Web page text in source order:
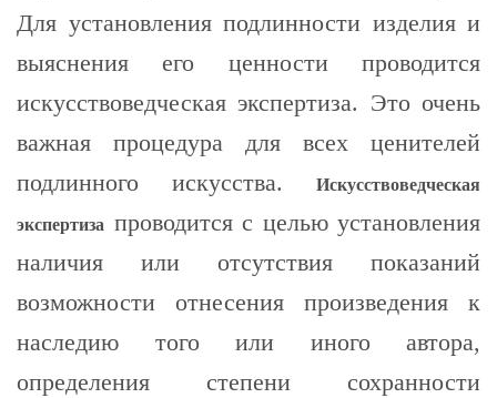
Для установления подлинности изделия и
выяснения его ценности проводится
искусствоведческая экспертиза. Это очень
важная процедура для всех ценителей
подлинного искусства.
Искусствоведческая
экспертиза проводится с целью установления
наличия или отсутствия показаний
возможности отнесения произведения к
наследию того или иного автора,
определения степени сохранности